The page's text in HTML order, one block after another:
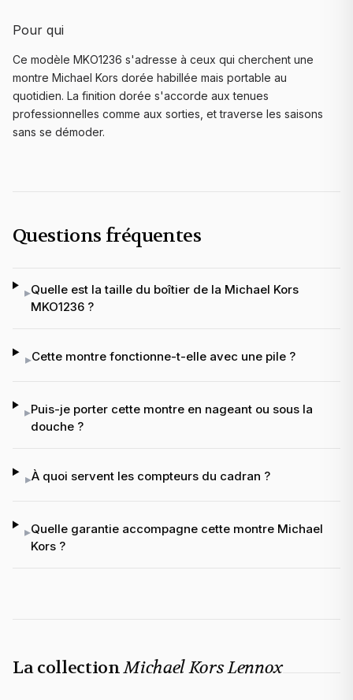
Pour qui
Ce modèle MKO1236 s'adresse à ceux qui cherchent une
montre Michael Kors dorée habillée mais portable au
quotidien. La finition dorée s'accorde aux tenues
professionnelles comme aux sorties, et traverse les saisons
sans se démoder.
Questions fréquentes
▸Quelle est la taille du boîtier de la Michael Kors
MKO1236 ?
▸Cette montre fonctionne-t-elle avec une pile ?
▸Puis-je porter cette montre en nageant ou sous la
douche ?
▸À quoi servent les compteurs du cadran ?
▸Quelle garantie accompagne cette montre Michael
Kors ?
La collectionMichael Kors Lennox